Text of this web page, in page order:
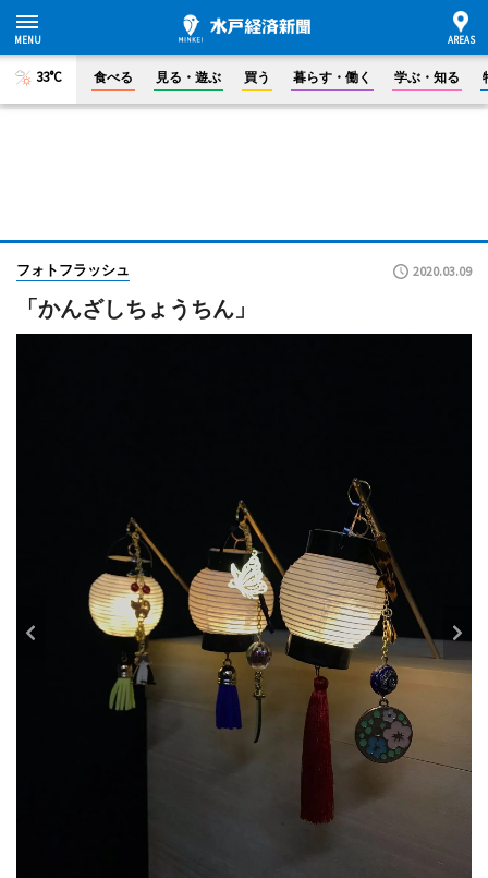
33°C 食べる 見る・遊ぶ 買う 暮らす・働く 学ぶ・知る
フォトフラッシュ 2020.03.09
「かんざしちょうちん」